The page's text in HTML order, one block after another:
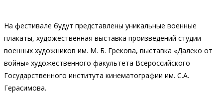
На фестивале будут представлены уникальные военные
плакаты, художественная выставка произведений студии
военных художников им. М. Б. Грекова, выставка «Далеко от
войны» художественного факультета Всероссийского
Государственного института кинематографии им. С.А.
Герасимова.